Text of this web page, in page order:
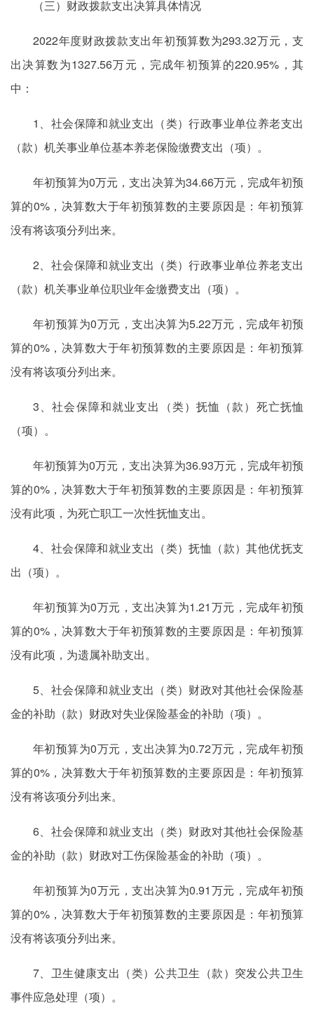
（三）财政拨款支出决算具体情况
2022年度财政拨款支出年初预算数为293.32万元，支
出决算数为1327.56万元，完成年初预算的220.95%，其
中：
1、社会保障和就业支出（类）行政事业单位养老支出
（款）机关事业单位基本养老保险缴费支出（项）。
年初预算为0万元，支出决算为34.66万元，完成年初预
算的0%，决算数大于年初预算数的主要原因是：年初预算
没有将该项分列出来。
2、社会保障和就业支出（类）行政事业单位养老支出
（款）机关事业单位职业年金缴费支出（项）。
年初预算为0万元，支出决算为5.22万元，完成年初预
算的0%，决算数大于年初预算数的主要原因是：年初预算
没有将该项分列出来。
3、社会保障和就业支出（类）抚恤（款）死亡抚恤
（项）。
年初预算为0万元，支出决算为36.93万元，完成年初预
算的0%，决算数大于年初预算数的主要原因是：年初预算
没有此项，为死亡职工一次性抚恤支出。
4、社会保障和就业支出（类）抚恤（款）其他优抚支
出（项）。
年初预算为0万元，支出决算为1.21万元，完成年初预
算的0%，决算数大于年初预算数的主要原因是：年初预算
没有此项，为遗属补助支出。
5、社会保障和就业支出（类）财政对其他社会保险基
金的补助（款）财政对失业保险基金的补助（项）。
年初预算为0万元，支出决算为0.72万元，完成年初预
算的0%，决算数大于年初预算数的主要原因是：年初预算
没有将该项分列出来。
6、社会保障和就业支出（类）财政对其他社会保险基
金的补助（款）财政对工伤保险基金的补助（项）。
年初预算为0万元，支出决算为0.91万元，完成年初预
算的0%，决算数大于年初预算数的主要原因是：年初预算
没有将该项分列出来。
7、卫生健康支出（类）公共卫生（款）突发公共卫生
事件应急处理（项）。